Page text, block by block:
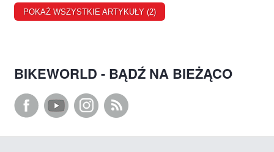
POKAŻ WSZYSTKIE ARTYKUŁY (2)
BIKEWORLD - BĄDŹ NA BIEŻĄCO